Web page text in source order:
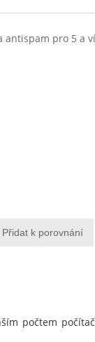
pro 5 a
Přidat k porovnání
počtem